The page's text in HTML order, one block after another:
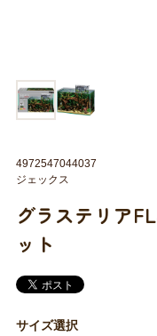
グラステリア
ット
4972547044037
ジェックス
サイズ選択